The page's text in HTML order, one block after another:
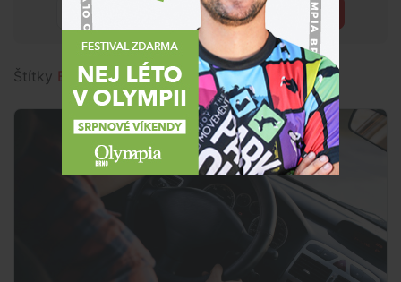
Přihlásit
Štítky Brno, kavárna Twist ,Kofi Kofi